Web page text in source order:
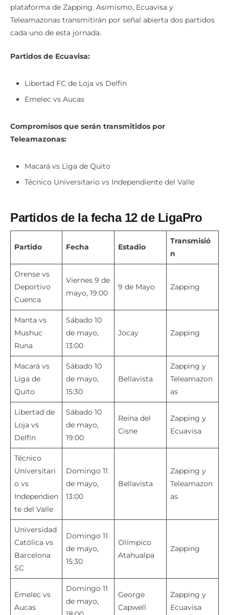
plataforma de Zapping. Asimismo, Ecuavisa y
Teleamazonas transmitirán por señal abierta dos partidos
cada uno de esta jornada.
Partidos de Ecuavisa:
Libertad FC de Loja vs Delfín
Emelec vs Aucas
Compromisos que serán transmitidos por
Teleamazonas:
Macará vs Liga de Quito
Técnico Universitario vs Independiente del Valle
Partidos de la fecha 12 de LigaPro
Partido Fecha Estadio
Transmisió
n
Orense vs
Deportivo
Cuenca
Viernes 9 de
mayo, 19:00
9 de Mayo Zapping
Manta vs
Mushuc
Runa
Sábado 10
de mayo,
13:00
Jocay Zapping
Macará vs
Liga de
Quito
Sábado 10
de mayo,
15:30
Bellavista
Zapping y
Teleamazon
as
Libertad de
Loja vs
Delfín
Sábado 10
de mayo,
19:00
Reina del
Cisne
Zapping y
Ecuavisa
Técnico
Universitari
o vs
Independien
te del Valle
Domingo 11
de mayo,
13:00
Bellavista
Zapping y
Teleamazon
as
Universidad
Católica vs
Barcelona
SC
Domingo 11
de mayo,
15:30
Olímpico
Atahualpa
Zapping
Emelec vs
Aucas
Domingo 11
de mayo,
George
Capwell
Zapping y
Ecuavisa